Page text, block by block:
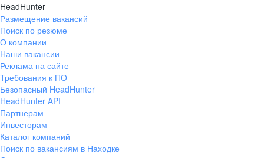
HeadHunter
Размещение вакансий
Поиск по резюме
О компании
Наши вакансии
Реклама на сайте
Требования к ПО
Безопасный HeadHunter
HeadHunter API
Партнерам
Инвесторам
Каталог компаний
Поиск по вакансиям в Находке